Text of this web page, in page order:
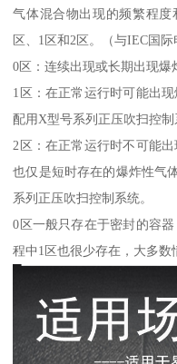
气体混合物出现的频繁程
区、1区和2区。（与IEC国际
0区：连续出现或长期出现爆
1区：在正常运行时可能出
配用X型号系列正压吹扫控
2区：在正常运行时不可能
也仅是短时存在的爆炸性气
系列正压吹扫控制系统。
0区一般只存在于密封的容
程中1区也很少存在，大多数